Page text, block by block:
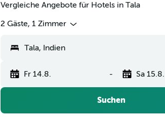
Vergleiche Angebote für Hotels in Tala
2 Gäste, 1 Zimmer
Fr 14.8. - Sa 15.8.
Suchen